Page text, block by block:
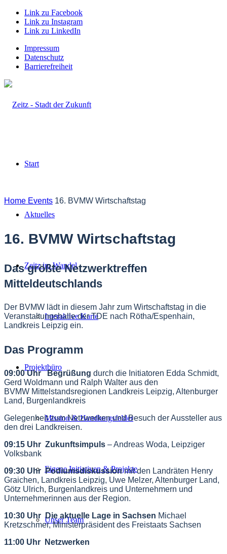
Link zu Facebook
Link zu Instagram
Link zu LinkedIn
Impressum
Datenschutz
Barrierefreiheit
Start
Aktuelles
Zeitz im Wandel
Interaktive Karte
Projektbüro
Mission & Handlungsfelder
Eigene Initiativen & Projekte
Unser Team
Home Events 16. BVMW Wirtschaftstag
16. BVMW Wirtschaftstag
Das größte Netzwerktreffen
Mitteldeutschlands
Der BVMW lädt in diesem Jahr zum Wirtschaftstag in die
Veranstaltungshalle der TDE nach Rötha/Espenhain,
Landkreis Leipzig ein.
Das Programm
09:00 Uhr Begrüßung durch die Initiatoren Edda Schmidt,
Gerd Woldmann und Ralph Walter aus den
BVMW Mittelstandsregionen Landkreis Leipzig, Altenburger
Land, Burgenlandkreis
Gelegenheit zum Netzwerken und Besuch der Aussteller aus
den drei Landkreisen.
09:15 Uhr Zukunftsimpuls – Andreas Woda, Leipziger
Volksbank
09:30 Uhr Podiumsdiskussionmit den Landräten Henry
Graichen, Landkreis Leipzig, Uwe Melzer, Altenburger Land,
Götz Ulrich, Burgenlandkreis und Unternehmern und
Unternehmerinnen aus der Region.
10:30 Uhr Die aktuelle Lage in Sachsen Michael
Kretzschmer, Ministerpräsident des Freistaats Sachsen
11:00 Uhr Netzwerken